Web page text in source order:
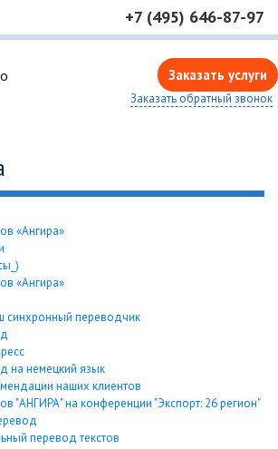
+7 (495) 646-87-97
Заказать услуги
Заказать обратный звонок
«Ангира»
«Ангира»
синхронный переводчик
на немецкий язык
наших клиентов
"АНГИРА" на конференции "Экспорт: 26 регион"
перевод текстов